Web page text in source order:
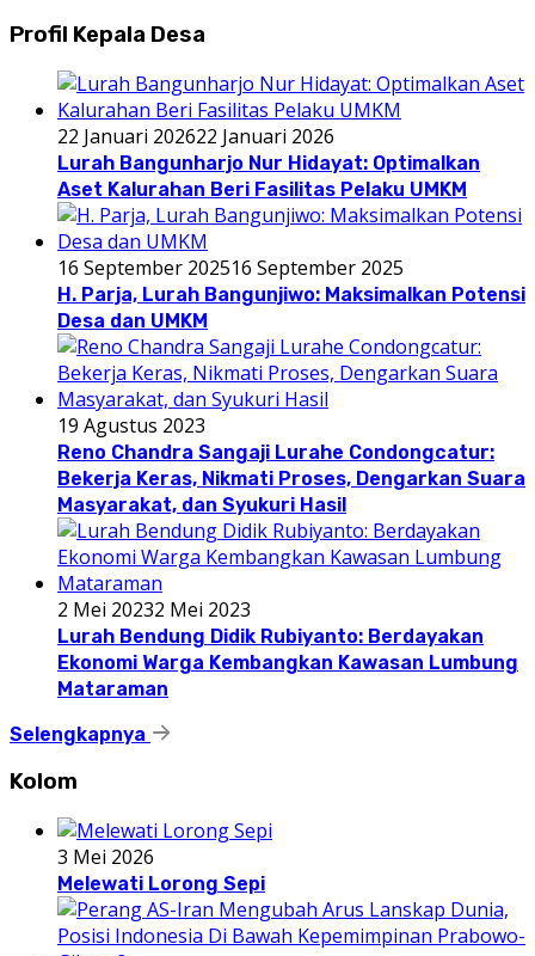
Profil Kepala Desa
22 Januari 202622 Januari 2026
Lurah Bangunharjo Nur Hidayat: Optimalkan
Aset Kalurahan Beri Fasilitas Pelaku UMKM
16 September 202516 September 2025
H. Parja, Lurah Bangunjiwo: Maksimalkan Potensi
Desa dan UMKM
19 Agustus 2023
Reno Chandra Sangaji Lurahe Condongcatur:
Bekerja Keras, Nikmati Proses, Dengarkan Suara
Masyarakat, dan Syukuri Hasil
2 Mei 20232 Mei 2023
Lurah Bendung Didik Rubiyanto: Berdayakan
Ekonomi Warga Kembangkan Kawasan Lumbung
Mataraman
Selengkapnya
Kolom
3 Mei 2026
Melewati Lorong Sepi